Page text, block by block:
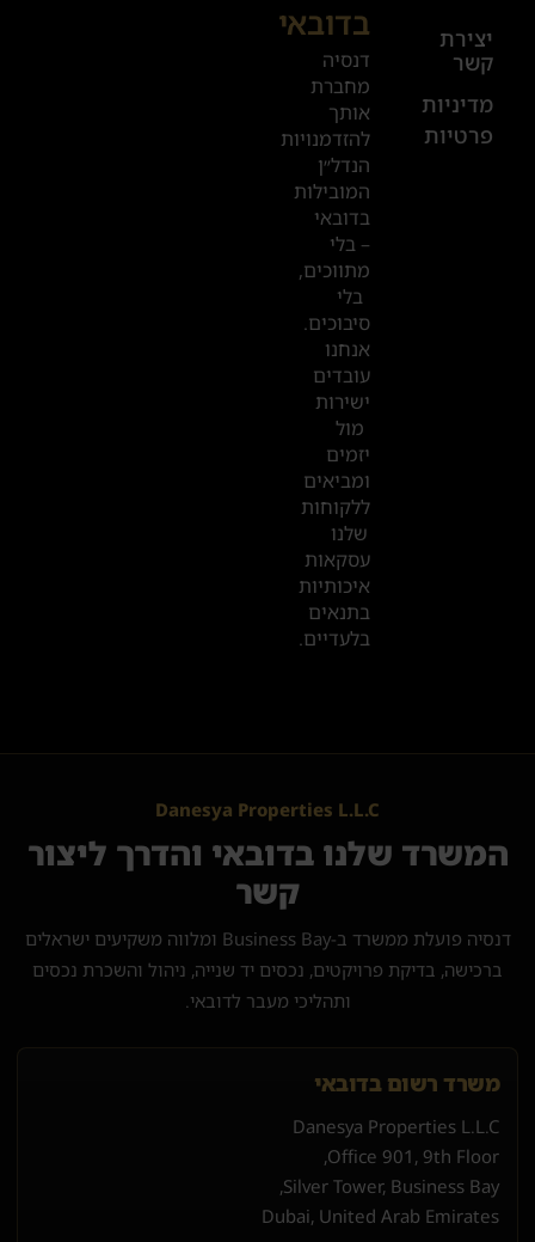
יצירת
קשר
מדיניות
פרטיות
+972
52
601
2019
המשרדים
שלנו
בדובאי
בדובאי
דנסיה
מחברת
אותך
להזדמנויות
הנדל״ן
המובילות
בדובאי
– בלי
מתווכים,
בלי
סיבוכים.
אנחנו
עובדים
ישירות
מול
יזמים
ומביאים
ללקוחות
שלנו
עסקאות
איכותיות
בתנאים
בלעדיים.
Danesya Properties L.L.C
המשרד שלנו בדובאי והדרך ליצור
קשר
דנסיה פועלת ממשרד ב-Business Bay ומלווה משקיעים ישראלים
ברכישה, בדיקת פרויקטים, נכסים יד שנייה, ניהול והשכרת נכסים
ותהליכי מעבר לדובאי.
משרד רשום בדובאי
Danesya Properties L.L.C
Office 901, 9th Floor,
Silver Tower, Business Bay,
Dubai, United Arab Emirates